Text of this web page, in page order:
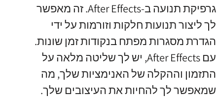
גרפיקת תנועה ב-After Effects. זה מאפשר
לך ליצור תנועות חלקות וזורמות על ידי
הגדרת מסגרות מפתח בנקודות זמן שונות.
עם After Effects, יש לך שליטה מלאה על
התזמון וההקלה של האנימציות שלך, מה
שמאפשר לך להחיות את העיצובים שלך.